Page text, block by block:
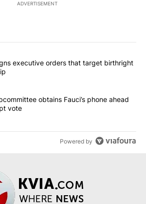
ADVERTISEMENT
of the most commented articles in the last
"Trump signs executive orders that
executive orders that target birthright
"Senate subcommittee obtains Fauci’s
obtains Fauci’s phone ahead
vote
Powered by